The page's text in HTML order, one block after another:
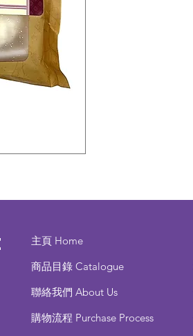
主頁 Home
商品目錄 ​Catalogue
聯絡我們 About Us
​購物流程 Purchase Process